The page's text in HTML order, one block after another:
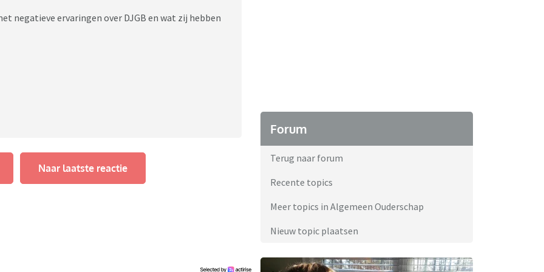
negatieve ervaringen over DJGB en wat zij hebben
Naar laatste reactie
Forum
Terug naar forum
Recente topics
Meer topics in Algemeen Ouderschap
Nieuw topic plaatsen